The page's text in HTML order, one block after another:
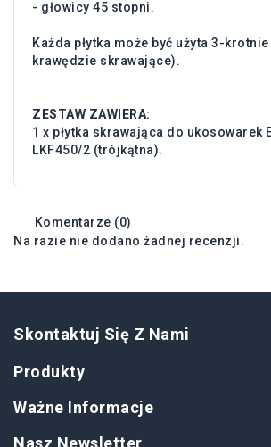
- głowicy 45 stopni.
Każda płytka może być użyta 3-
krawędzie skrawające).
ZESTAW ZAWIERA:
1 x płytka skrawająca do ukosowarek
LKF450/2 (trójkątna).
Komentarze (0)
Na razie nie dodano żadnej recenzji.
Skontaktuj Się Z Nami
Produkty
Ważne Informacje
Nasz Newsletter